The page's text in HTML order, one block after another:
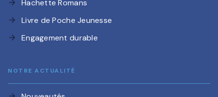
arrow_forward Hachette Romans
arrow_forward Livre de Poche Jeunesse
arrow_forward Engagement durable
NOTRE ACTUALITÉ